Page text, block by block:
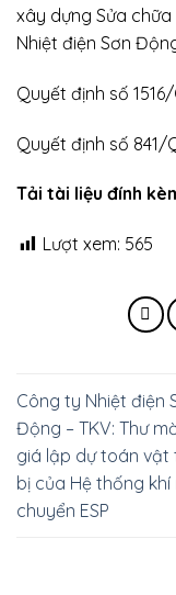
xây dựng Sửa
Nhiệt điện Sơn
Quyết định số
Quyết định số
Tải tài liệu đính
Lượt xem: 565
Công ty Nhiệt điện
Động – TKV: Thư
giá lập dự toán vật
bị của Hệ thống khí
chuyển ESP